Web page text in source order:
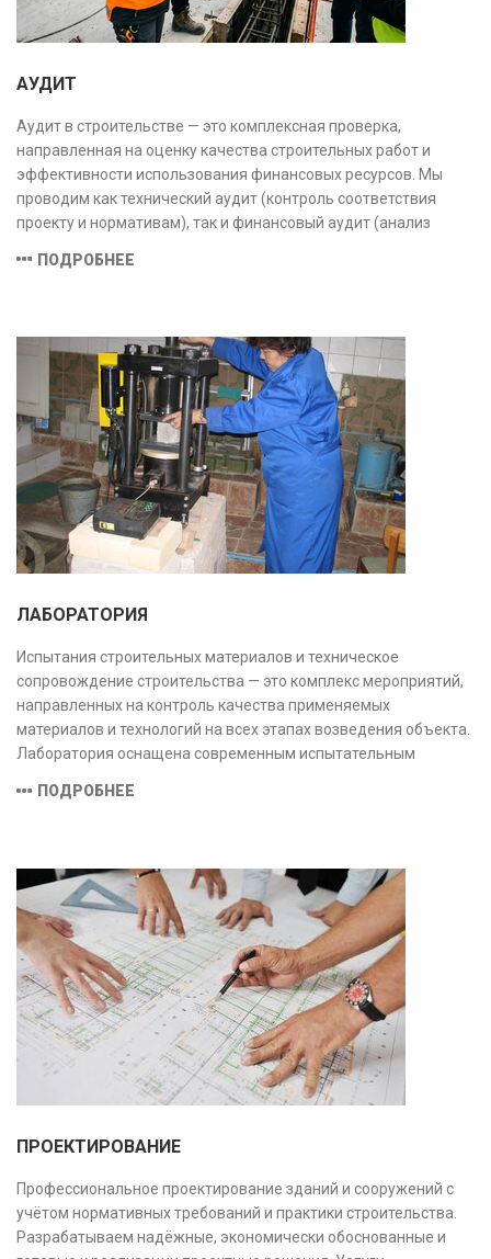
АУДИТ
Аудит в строительстве — это комплексная проверка,
направленная на оценку качества строительных работ и
эффективности использования финансовых ресурсов. Мы
проводим как технический аудит (контроль соответствия
проекту и нормативам), так и финансовый аудит (анализ
безопасность и экономическую обоснованность проекта.
ПОДРОБНЕЕ
ЛАБОРАТОРИЯ
Испытания строительных материалов и техническое
сопровождение строительства — это комплекс мероприятий,
направленных на контроль качества применяемых
материалов и технологий на всех этапах возведения объекта.
Лаборатория оснащена современным испытательным
соответствующими заявленной области аккредитации.
ПОДРОБНЕЕ
ПРОЕКТИРОВАНИЕ
Профессиональное проектирование зданий и сооружений с
учётом нормативных требований и практики строительства.
Разрабатываем надёжные, экономически обоснованные и